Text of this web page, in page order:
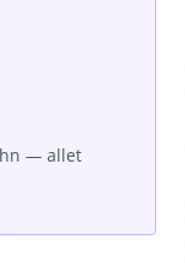
— allet